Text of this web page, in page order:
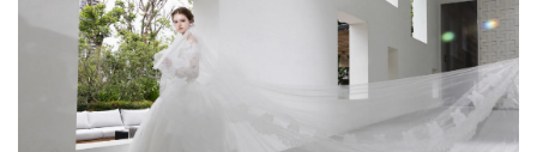
飾，妝感偏自然冷調，讓禮服的色溫成為畫面的主角。三、
星塵密語·亮片魚尾與大蝴蝶結（敬酒晚宴／個性華麗／紅
毯首選💅🏻）亮點與細節：身體曲線以魚尾剪裁精準包覆，胸
腹以立體珠飾與細緻水晶手工編織，近看如星河流動。下擺
以層層微亮薄紗堆疊形成柔和魚尾，並可加配後背大型蝴蝶
度。每一道緞面弧光、每一針手工珠鑽，都像是為了紀念妳
「從女孩變成新娘」的那一瞬。01｜Classic Royal 光映城
堡 — 皇室級緞面蓬裙她是從光裡走出的公主——深 V 手工鑽
片綴飾細緻鋪展，近看時會忍不住倒吸一口氣：原來光，可
以被雕刻得這麼精緻。澎度優雅的緞面裙襬，帶著